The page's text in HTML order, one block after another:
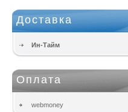
Доставка
Ин-Тайм
Оплата
webmoney